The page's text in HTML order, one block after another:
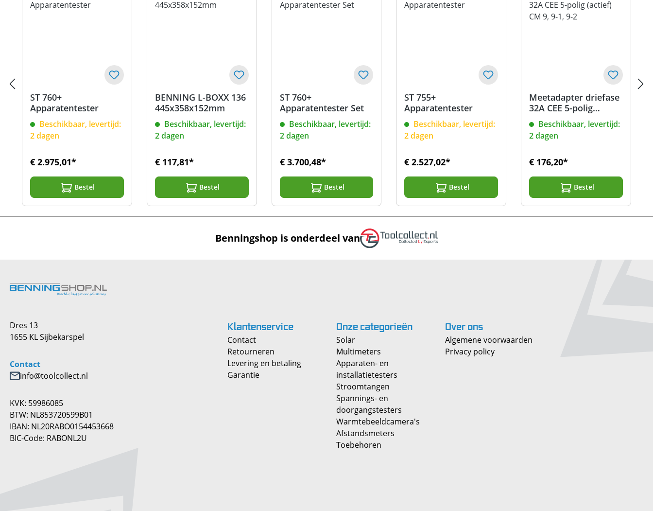
ST 760+
Apparatentester
Beschikbaar, levertijd:
2 dagen
€ 2.975,01*
Bestel
BENNING L-BOXX 136
445x358x152mm
Beschikbaar, levertijd:
2 dagen
€ 117,81*
Bestel
ST 760+
Apparatentester Set
Beschikbaar, levertijd:
2 dagen
€ 3.700,48*
Bestel
ST 755+
Apparatentester
Beschikbaar, levertijd:
2 dagen
€ 2.527,02*
Bestel
Meetadapter driefase
32A CEE 5-polig
(actief) CM 9, 9-1, 9-2
Beschikbaar, levertijd:
2 dagen
€ 176,20*
Bestel
Benningshop is onderdeel van
Dres 13
1655 KL Sijbekarspel
Contact
info@toolcollect.nl
KVK: 59986085
BTW: NL853720599B01
IBAN: NL20RABO0154453668
BIC-Code: RABONL2U
Klantenservice
Contact
Retourneren
Levering en betaling
Garantie
Onzecategorieën
Solar
Multimeters
Apparaten- en
installatietesters
Stroomtangen
Spannings- en
doorgangstesters
Warmtebeeldcamera's
Afstandsmeters
Toebehoren
Overons
Algemene voorwaarden
Privacy policy